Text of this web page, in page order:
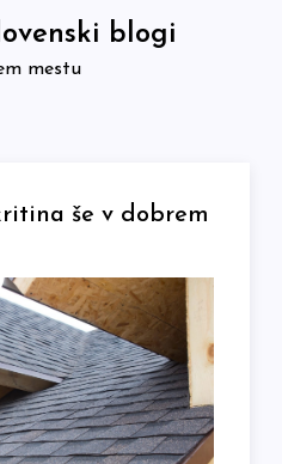
blogi
mestu
še v dobrem